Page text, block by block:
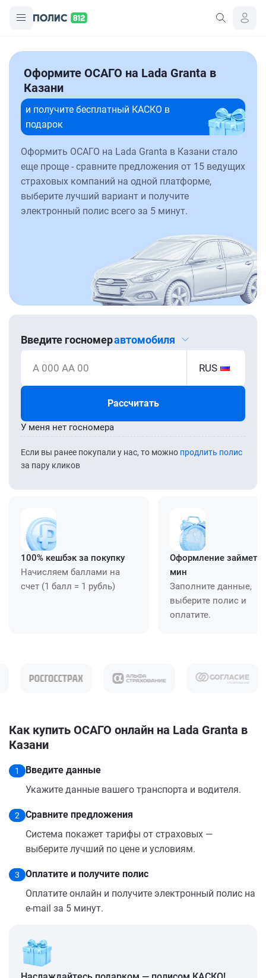
Оформите ОСАГО на Lada Granta в
Казани
и получите бесплатный КАСКО в
подарок
Оформить ОСАГО на Lada Granta в Казани стало
еще проще - сравните предложения от 15 ведущих
страховых компаний на одной платформе,
выберите лучший вариант и получите
электронный полис всего за 5 минут.
Введите госномеравтомобиля
А 000 АА 00 RUS
Рассчитать
Если вы ранее покупали у нас, то можно продлить полис
за пару кликов
У меня нет госномера
100% кешбэк за покупку
Начисляем баллами на
счет (1 балл = 1 рубль)
Оформление займет
мин
Заполните данные,
выберите полис и
оплатите.
Как купить ОСАГО онлайн на Lada Granta в
Казани
1
Введите данные
Укажите данные вашего транспорта и водителя.
2
Сравните предложения
Система покажет тарифы от страховых —
выберите лучший по цене и условиям.
3
Оплатите и получите полис
Оплатите онлайн и получите электронный полис на
e-mail за 5 минут.